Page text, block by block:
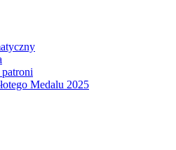
Medalu 2025